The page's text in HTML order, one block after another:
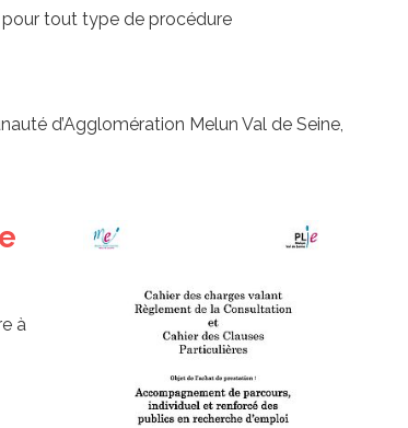
pour tout type de procédure
d’Agglomération Melun Val de Seine,
à